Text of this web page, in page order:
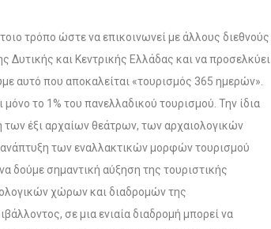
τρόπο ώστε να επικοινωνεί με άλλους διεθνούς
Δυτικής και Κεντρικής Ελλάδας και να προσελκύει
αυτό που αποκαλείται «τουρισμός 365 ημερών».
το 1% του πανελλαδικού τουρισμού. Την ίδια
των έξι αρχαίων θεάτρων, των αρχαιολογικών
των εναλλακτικών μορφών τουρισμού
δούμε σημαντική αύξηση της τουριστικής
χώρων και διαδρομών της
σε μια ενιαία διαδρομή μπορεί να